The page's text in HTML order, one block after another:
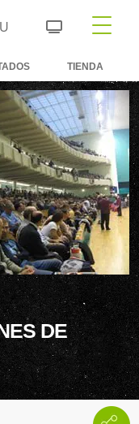
TIENDA
DE